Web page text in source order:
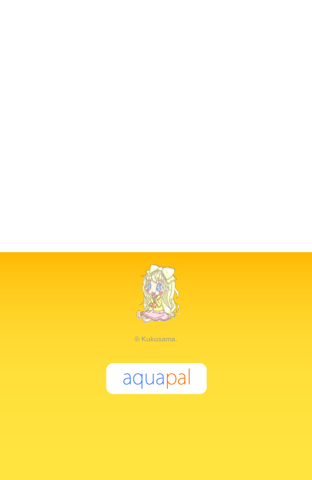
© Kukusama.